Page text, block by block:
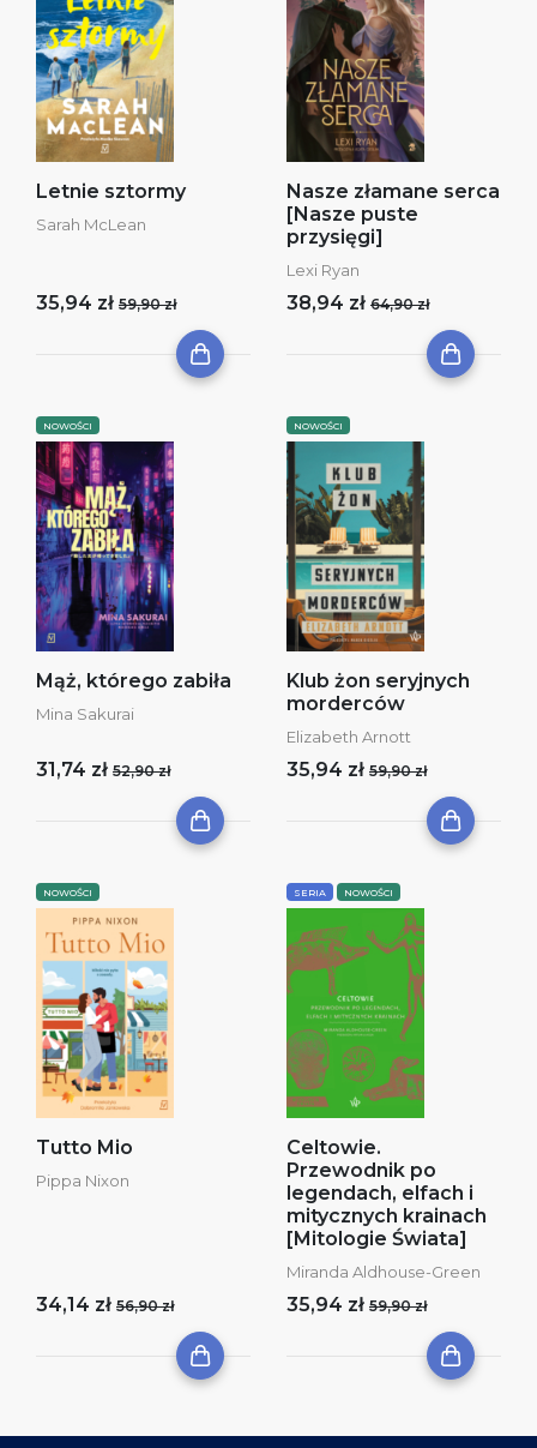
Letnie sztormy
Sarah McLean
35,94 zł 59,90 zł
Nasze złamane serca
[Nasze puste
przysięgi]
Lexi Ryan
38,94 zł 64,90 zł
NOWOŚCI
Mąż, którego zabiła
Mina Sakurai
31,74 zł 52,90 zł
NOWOŚCI
Klub żon seryjnych
morderców
Elizabeth Arnott
35,94 zł 59,90 zł
NOWOŚCI
Tutto Mio
Pippa Nixon
34,14 zł 56,90 zł
SERIA NOWOŚCI
Celtowie.
Przewodnik po
legendach, elfach i
mitycznych krainach
[Mitologie Świata]
Miranda Aldhouse-Green
35,94 zł 59,90 zł